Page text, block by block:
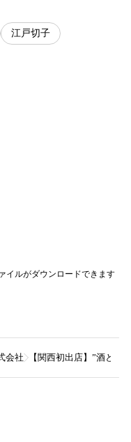
江戸切子
イルがダウンロードできます
会社 【関西初出店】”酒と